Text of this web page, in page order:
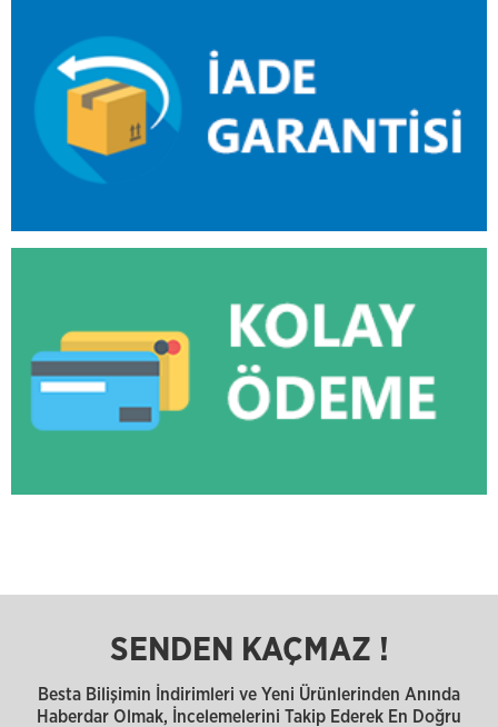
SENDEN KAÇMAZ !
Besta Bilişimin İndirimleri ve Yeni Ürünlerinden Anında
Haberdar Olmak, İncelemelerini Takip Ederek En Doğru